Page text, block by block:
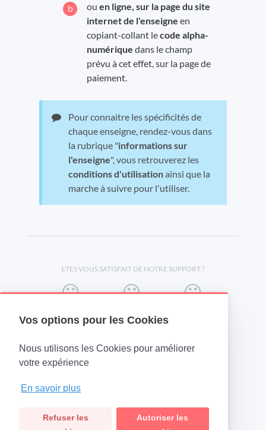
Vos options pour les Cookies
Nous utilisons les Cookies pour améliorer
votre expérience
En savoir plus
Refuser les
Autoriser les
ou en ligne, sur la page du site
internet de l'enseigne en
copiant-collant lecode alpha-
numérique dans le champ
prévu à cet effet, sur la page de
paiement.
Pour connaitre les spécificités de
chaque enseigne, rendez-vous dans
la rubrique "informations sur
l'enseigne", vous retrouverez les
conditions d'utilisationainsi que la
marche à suivre pour l'utiliser.
ETES VOUS SATISFAIT DE NOTRE SUPPORT ?